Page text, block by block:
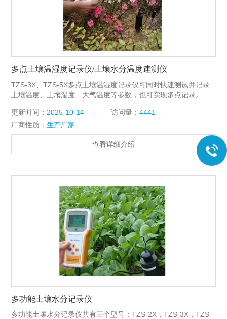
多点土壤温湿度记录仪/土壤水分温度速测仪
TZS-3X、TZS-5X多点土壤温湿度记录仪可同时快速测试并记录
土壤温度、土壤湿度、大气温度等参数，也可实现多点记录。
更新时间： 2025-10-14 访问量： 4441
厂商性质：生产厂家
查看详细介绍
多功能土壤水分记录仪
多功能土壤水分记录仪共有三个型号：TZS-2X，TZS-3X，TZS-